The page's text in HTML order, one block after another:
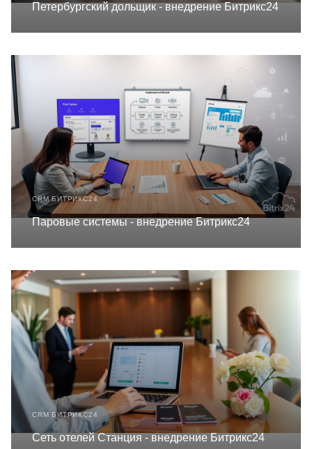
Петербургский дольщик - внедрение Битрикс24
CRM БИТРИКС24
Паровые системы - внедрение Битрикс24
CRM БИТРИКС24
Сеть отелей Станция - внедрение Битрикс24